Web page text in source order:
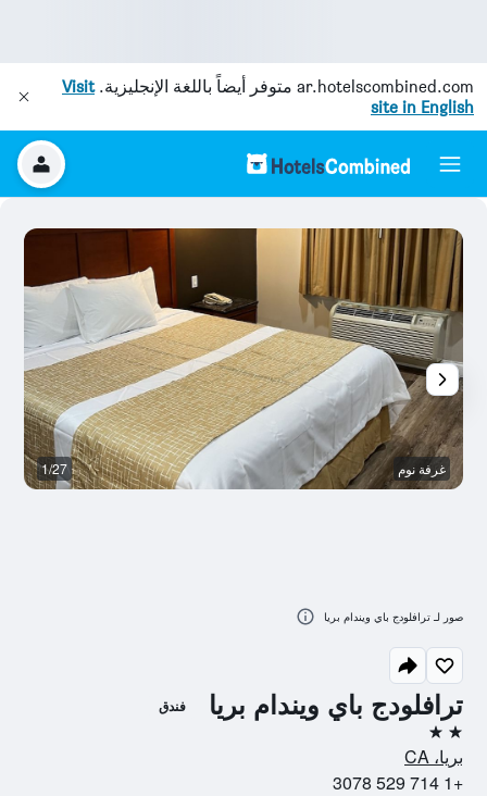
ar.hotelscombined.com متوفر أيضاً باللغة الإنجليزية.Visit
site in English
ترافلودج باي ويندام بريا فندق
2 نجمتين
بريا، CA
+1 714 529 3078
غرفة نوم 1/27
صور لـ ترافلودج باي ويندام بريا